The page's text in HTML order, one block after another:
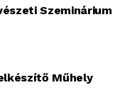
Szeminárium
Műhely